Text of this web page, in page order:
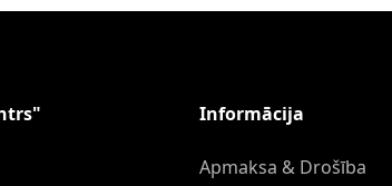
Informācija
Apmaksa & Drošība